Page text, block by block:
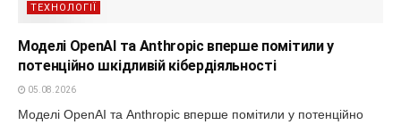
ТЕХНОЛОГІЇ
Моделі OpenAI та Anthropic вперше помітили у
потенційно шкідливій кібердіяльності
05.08.2026
Моделі OpenAI та Anthropic вперше помітили у потенційно